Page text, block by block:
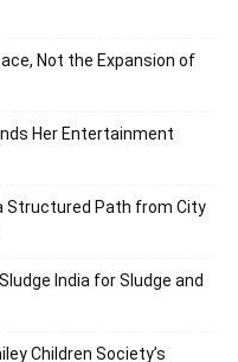
Not the Expansion of
Her Entertainment
Structured Path from City
India for Sludge and
Children Society’s